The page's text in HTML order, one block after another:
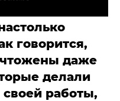
говорится,
даже
делали
работы,